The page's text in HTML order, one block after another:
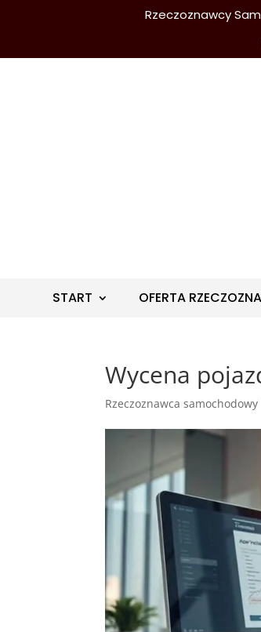
Rzeczoznawcy
START OFERTA
Wycena
Rzeczoznawca